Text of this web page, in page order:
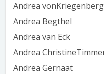
Andrea
Andrea Begthel
Andrea van Eck
Andrea
Andrea Gernaat